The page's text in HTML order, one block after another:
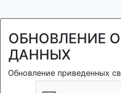
ОБНОВЛЕНИЕ
ДАННЫХ
Обновление приведенных